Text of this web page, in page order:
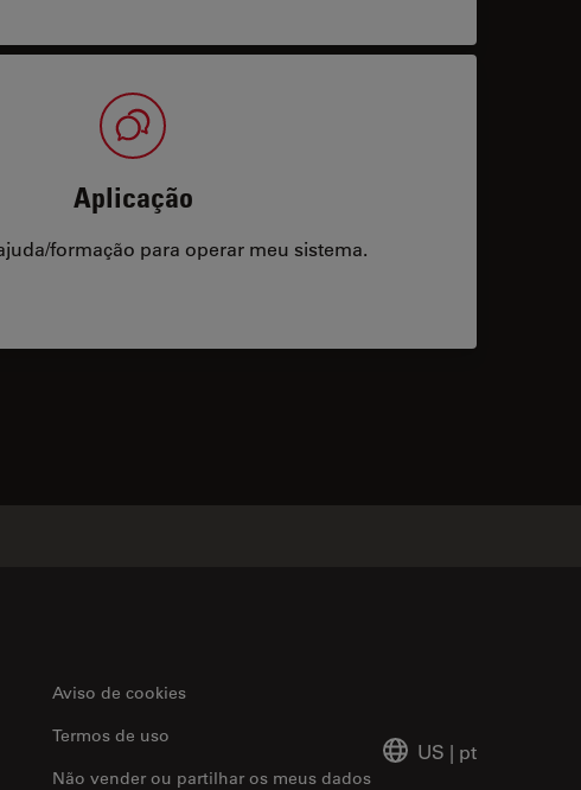
Aplicação
formação para operar meu sistema.
contacts
Aviso de cookies
Não vender ou partilhar os meus dados
Termos de uso
US | pt